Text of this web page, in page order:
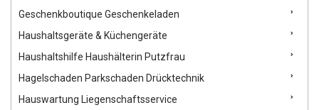
Geschenkboutique Geschenkeladen
Haushaltsgeräte & Küchengeräte
Haushaltshilfe Haushälterin Putzfrau
Hagelschaden Parkschaden Drücktechnik
Hauswartung Liegenschaftsservice